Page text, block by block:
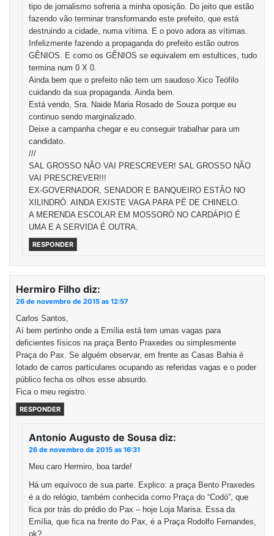
tipo de jornalismo sofreria a minha oposição. Do jeito que estão
fazendo vão terminar transformando este prefeito, que está
destruindo a cidade, numa vítima. E o povo adora as vítimas.
Infelizmente fazendo a propaganda do prefeito estão outros
GÊNIOS. E como os GÊNIOS se equivalem em estultices, tudo
termina num 0 X 0.
Ainda bem que o prefeito não tem um saudoso Xico Teófilo
cuidando da sua propaganda. Ainda bem.
Está vendo, Sra. Naide Maria Rosado de Souza porque eu
continuo sendo marginalizado.
Deixe a campanha chegar e eu conseguir trabalhar para um
candidato.
///
SAL GROSSO NÃO VAI PRESCREVER! SAL GROSSO NÃO
VAI PRESCREVER!!!
EX-GOVERNADOR, SENADOR E BANQUEIRO ESTÃO NO
XILINDRÓ. AINDA EXISTE VAGA PARA PÉ DE CHINELO.
A MERENDA ESCOLAR EM MOSSORÓ NO CARDÁPIO É
UMA E A SERVIDA É OUTRA.
RESPONDER
Hermiro Filho diz:
26 de novembro de 2015 as 12:57
Carlos Santos,
Aí bem pertinho onde a Emília está tem umas vagas para
deficientes físicos na praça Bento Praxedes ou simplesmente
Praça do Pax. Se alguém observar, em frente as Casas Bahia é
lotado de carros particulares ocupando as referidas vagas e o poder
público fecha os olhos esse absurdo.
Fica o meu registro.
RESPONDER
Antonio Augusto de Sousa diz:
26 de novembro de 2015 as 16:31
Meu caro Hermiro, boa tarde!
Há um equívoco de sua parte. Explico: a praça Bento Praxedes
é a do relógio, também conhecida como Praça do “Codó”, que
fica por trás do prédio do Pax – hoje Loja Marisa. Essa da
Emília, que fica na frente do Pax, é a Praça Rodolfo Fernandes,
ok?